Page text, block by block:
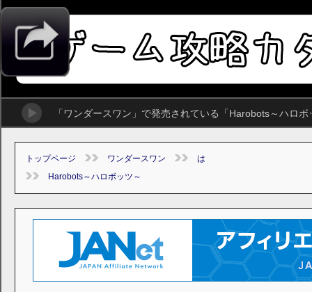
「ワンダースワン」で発売されている「Harobots～ハロ
トップページ ワンダースワン
は
Harobots～ハロボッツ～